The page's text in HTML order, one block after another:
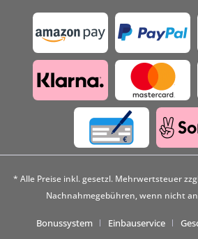
* Alle Preise inkl. gesetzl. Mehrwertsteuer
Nachnahmegebühren, wenn nicht
Bonussystem Einbauservice